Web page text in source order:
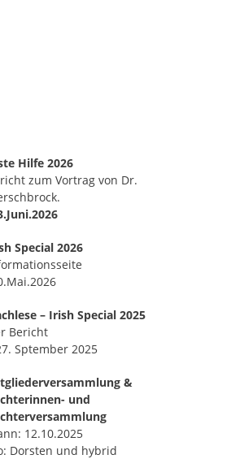
Hilfe 2026
zum Vortrag von Dr.
Special 2026
– Irish Special 2025
Bericht
Sptember 2025
&
und
12.10.2025
Dorsten und hybrid